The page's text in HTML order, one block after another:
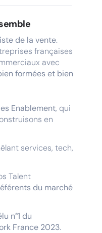
de la vente.
françaises
avec
formées et bien
Enablement, qui
en
services, tech,
Talent
du marché
n°1 du
France 2023.